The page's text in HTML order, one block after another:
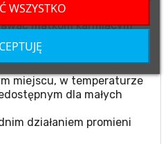
matkom karmiącym
sposób żywienia i
miejscu, w temperaturze
dla małych
działaniem promieni
WSZYSTKO